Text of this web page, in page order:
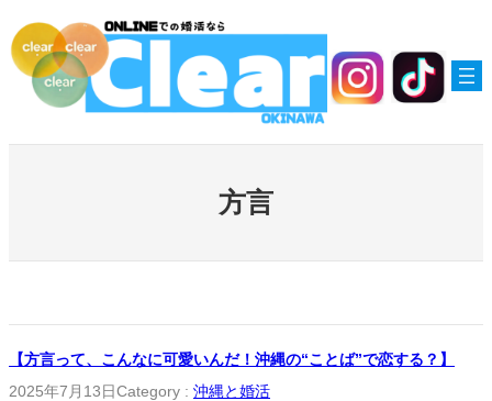
容
を
方言
【方言って、こんなに可愛いんだ！沖縄の“ことば”で恋する？】
2025年7月13日Category : 沖縄と婚活